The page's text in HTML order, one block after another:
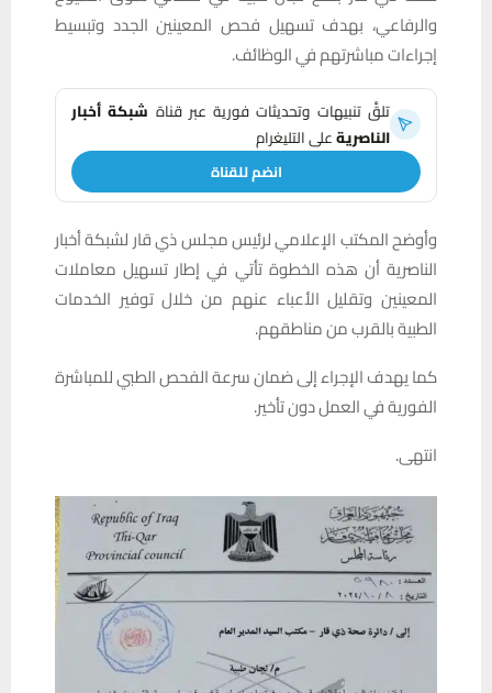
والرفاعي، بهدف تسهيل فحص المعينين الجدد وتبسيط
إجراءات مباشرتهم في الوظائف.
تلقَّ تنبيهات وتحديثات فورية عبر قناة شبكة أخبار
الناصريةعلى التليغرام
انضم للقناة
وأوضح المكتب الإعلامي لرئيس مجلس ذي قار لشبكة أخبار
الناصرية أن هذه الخطوة تأتي في إطار تسهيل معاملات
المعينين وتقليل الأعباء عنهم من خلال توفير الخدمات
الطبية بالقرب من مناطقهم.
كما يهدف الإجراء إلى ضمان سرعة الفحص الطبي للمباشرة
الفورية في العمل دون تأخير.
انتهى.